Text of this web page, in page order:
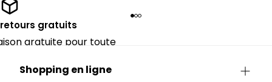
gratuits
gratuite pour toute
Shopping en ligne